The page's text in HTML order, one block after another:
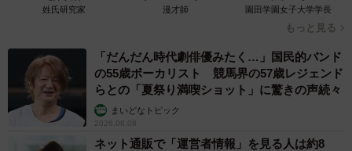
姓氏研究家 漫才師 園田学園女子大学学長
もっと見る
「だんだん時代劇俳優みたく…」国民的バンド
の55歳ボーカリスト 競馬界の57歳レジェンド
らとの「夏祭り満喫ショット」に驚きの声続々
まいどなトピック
2026.08.08
ネット通販で「運営者情報」を見る人は約8